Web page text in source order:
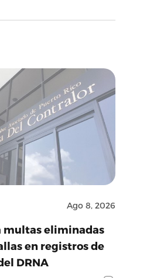
Ago 8, 2026
multas eliminadas
en registros de
DRNA